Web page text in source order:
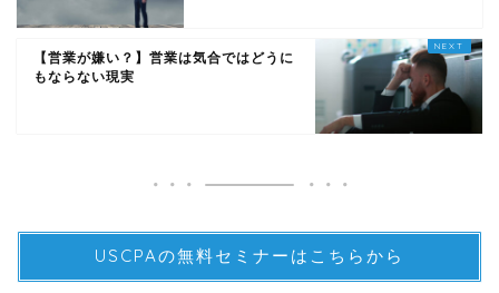
【営業が嫌い？】営業は気合ではどうに
もならない現実
USCPAの無料セミナーはこちらから